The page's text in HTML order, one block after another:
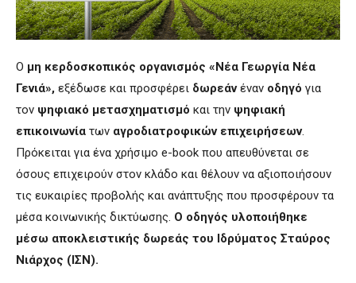
Ο μη κερδοσκοπικός οργανισμός «Νέα Γεωργία Νέα
Γενιά», εξέδωσε και προσφέρει δωρεάνέναν οδηγό για
τον ψηφιακό μετασχηματισμό και την ψηφιακή
επικοινωνία των αγροδιατροφικών επιχειρήσεων.
Πρόκειται για ένα χρήσιμο e-book που απευθύνεται σε
όσους επιχειρούν στον κλάδο και θέλουν να αξιοποιήσουν
τις ευκαιρίες προβολής και ανάπτυξης που προσφέρουν τα
μέσα κοινωνικής δικτύωσης. Ο οδηγός υλοποιήθηκε
μέσω αποκλειστικής δωρεάς του Ιδρύματος Σταύρος
Νιάρχος (ΙΣΝ).